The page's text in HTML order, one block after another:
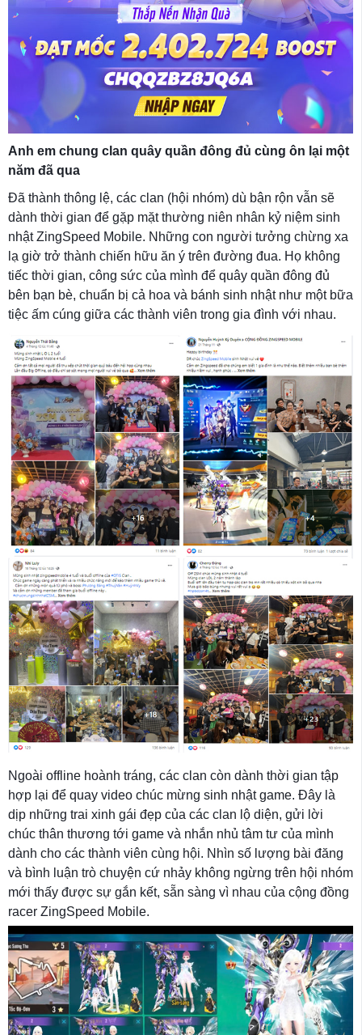
Anh em chung clan quây quần đông đủ cùng ôn lại một
năm đã qua
Đã thành thông lệ, các clan (hội nhóm) dù bận rộn vẫn sẽ
dành thời gian để gặp mặt thường niên nhân kỷ niệm sinh
nhật ZingSpeed Mobile. Những con người tưởng chừng xa
lạ giờ trở thành chiến hữu ăn ý trên đường đua. Họ không
tiếc thời gian, công sức của mình để quây quần đông đủ
bên bạn bè, chuẩn bị cả hoa và bánh sinh nhật như một bữa
tiệc ấm cúng giữa các thành viên trong gia đình với nhau.
Ngoài offline hoành tráng, các clan còn dành thời gian tập
hợp lại để quay video chúc mừng sinh nhật game. Đây là
dịp những trai xinh gái đẹp của các clan lộ diện, gửi lời
chúc thân thương tới game và nhắn nhủ tâm tư của mình
dành cho các thành viên cùng hội. Nhìn số lượng bài đăng
và bình luận trò chuyện cứ nhảy không ngừng trên hội nhóm
mới thấy được sự gắn kết, sẵn sàng vì nhau của cộng đồng
racer ZingSpeed Mobile.